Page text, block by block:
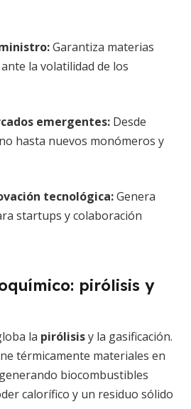
:Garantiza materias
la volatilidad de los
emergentes: Desde
hasta nuevos monómeros y
tecnológica:Genera
startups y colaboración
pirólisis y
la pirólisisy la gasificación.
térmicamente materiales en
biocombustibles
calorífico y un residuo sólido